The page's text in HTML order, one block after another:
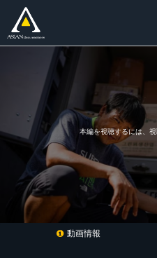
本編を視聴するには、
動画情報